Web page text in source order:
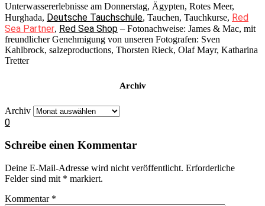
Unterwassererlebnisse am Donnerstag, Ägypten, Rotes Meer,
Hurghada, Deutsche Tauchschule, Tauchen, Tauchkurse, Red
Sea Partner, Red Sea Shop – Fotonachweise: James & Mac, mit
freundlicher Genehmigung von unseren Fotografen: Sven
Kahlbrock, salzeproductions, Thorsten Rieck, Olaf Mayr, Katharina
Tretter
Archiv
Archiv
0
Schreibe einen Kommentar
Deine E-Mail-Adresse wird nicht veröffentlicht. Erforderliche
Felder sind mit * markiert.
Kommentar *